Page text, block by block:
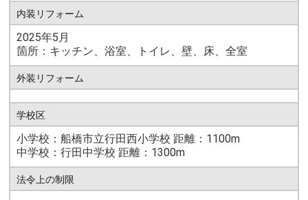
内装リフォーム
2025年5月
箇所：キッチン、浴室、トイレ、壁、床、全室
外装リフォーム
学校区
小学校：船橋市立行田西小学校 距離：1100m
中学校：行田中学校 距離：1300m
法令上の制限